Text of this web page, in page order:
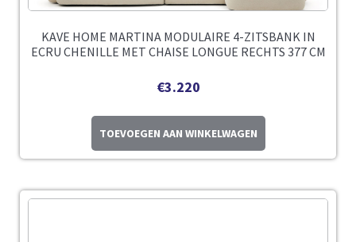
KAVE HOME MARTINA MODULAIRE 4-ZITSBANK IN
ECRU CHENILLE MET CHAISE LONGUE RECHTS 377 CM
€3.220
TOEVOEGEN AAN WINKELWAGEN